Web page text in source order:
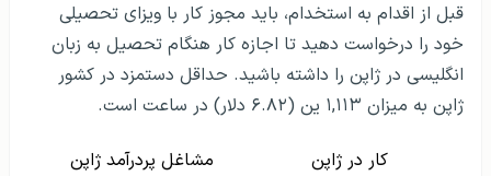
قبل از اقدام به استخدام، باید مجوز کار با ویزای تحصیلی
خود را درخواست دهید تا اجازه کار هنگام تحصیل به زبان
انگلیسی در ژاپن را داشته باشید. حداقل دستمزد در کشور
ژاپن به میزان ۱,۱۱۳ ین (۶.۸۲ دلار) در ساعت است.
کار در ژاپن مشاغل پردرآمد ژاپن